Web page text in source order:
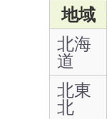
地域
北海
道
北東
北